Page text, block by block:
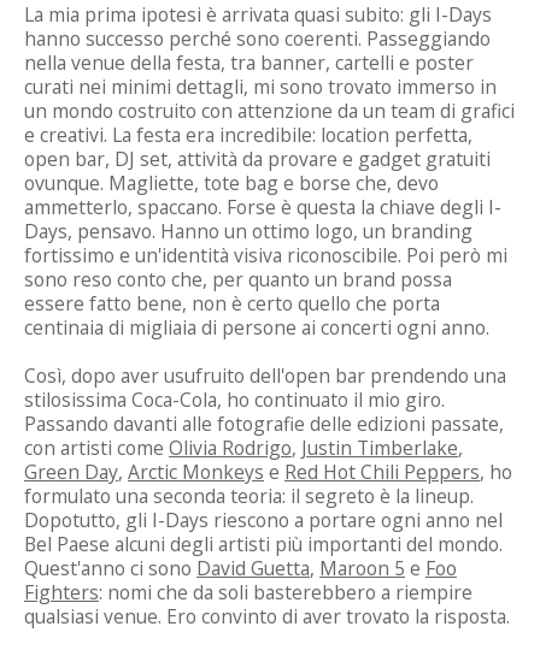
La mia prima ipotesi è arrivata quasi subito: gli I-Days
hanno successo perché sono coerenti. Passeggiando
nella venue della festa, tra banner, cartelli e poster
curati nei minimi dettagli, mi sono trovato immerso in
un mondo costruito con attenzione da un team di grafici
e creativi. La festa era incredibile: location perfetta,
open bar, DJ set, attività da provare e gadget gratuiti
ovunque. Magliette, tote bag e borse che, devo
ammetterlo, spaccano. Forse è questa la chiave degli I-
Days, pensavo. Hanno un ottimo logo, un branding
fortissimo e un'identità visiva riconoscibile. Poi però mi
sono reso conto che, per quanto un brand possa
essere fatto bene, non è certo quello che porta
centinaia di migliaia di persone ai concerti ogni anno.
Così, dopo aver usufruito dell'open bar prendendo una
stilosissima Coca-Cola, ho continuato il mio giro.
Passando davanti alle fotografie delle edizioni passate,
con artisti come Olivia Rodrigo, Justin Timberlake,
Green Day, Arctic Monkeys e Red Hot Chili Peppers, ho
formulato una seconda teoria: il segreto è la lineup.
Dopotutto, gli I-Days riescono a portare ogni anno nel
Bel Paese alcuni degli artisti più importanti del mondo.
Quest'anno ci sono David Guetta, Maroon 5 e Foo
Fighters: nomi che da soli basterebbero a riempire
qualsiasi venue. Ero convinto di aver trovato la risposta.